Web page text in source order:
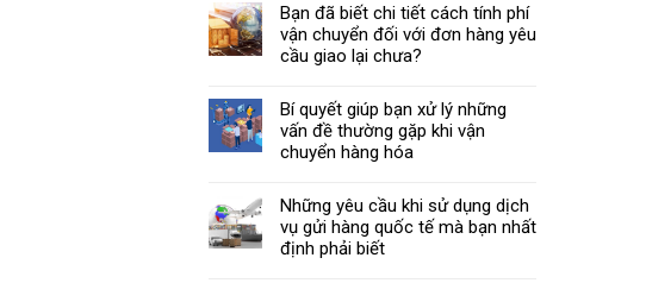
Bạn đã biết chi tiết cách tính phí
vận chuyển đối với đơn hàng yêu
cầu giao lại chưa?
Bí quyết giúp bạn xử lý những
vấn đề thường gặp khi vận
chuyển hàng hóa
Những yêu cầu khi sử dụng dịch
vụ gửi hàng quốc tế mà bạn nhất
định phải biết